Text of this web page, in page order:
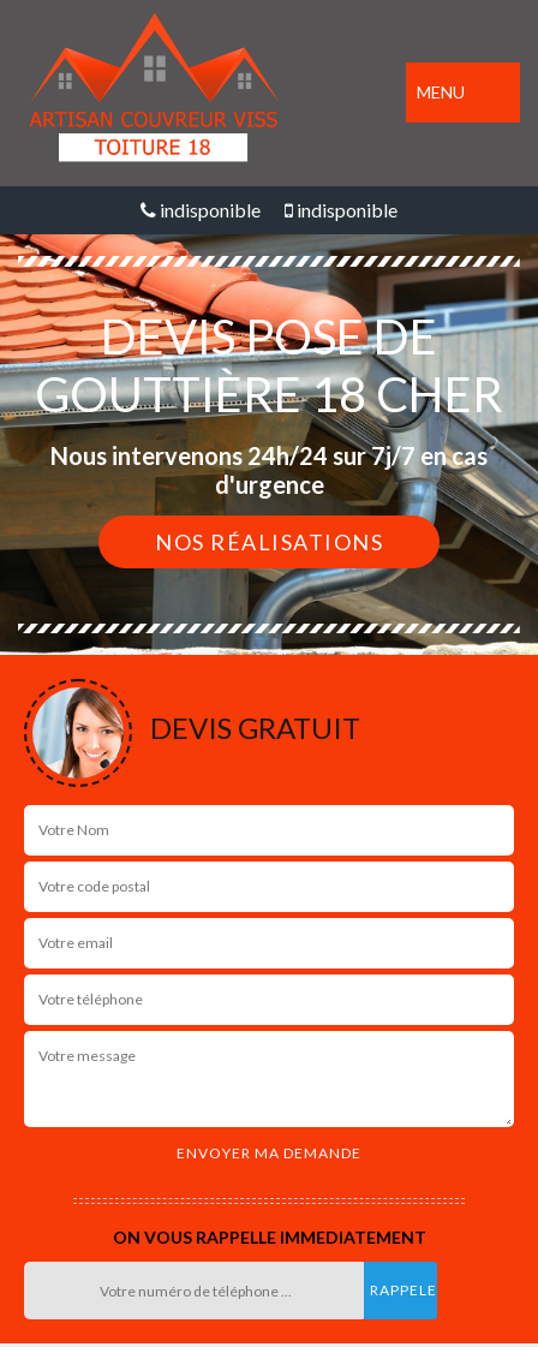
MENU
indisponible indisponible
DEVIS POSE DE
GOUTTIÈRE 18 CHER
Nous intervenons 24h/24 sur 7j/7 en cas
d'urgence
NOS RÉALISATIONS
DEVIS GRATUIT
ON VOUS RAPPELLE IMMEDIATEMENT